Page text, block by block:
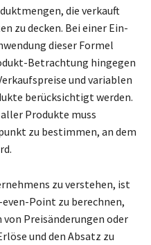
die verkauft
zu decken. Bei einer Ein-
dieser Formel
Betrachtung hingegen
und variablen
berücksichtigt werden.
Produkte muss
zu bestimmen, an dem
zu verstehen, ist
Point zu berechnen,
von Preisänderungen oder
und den Absatz zu